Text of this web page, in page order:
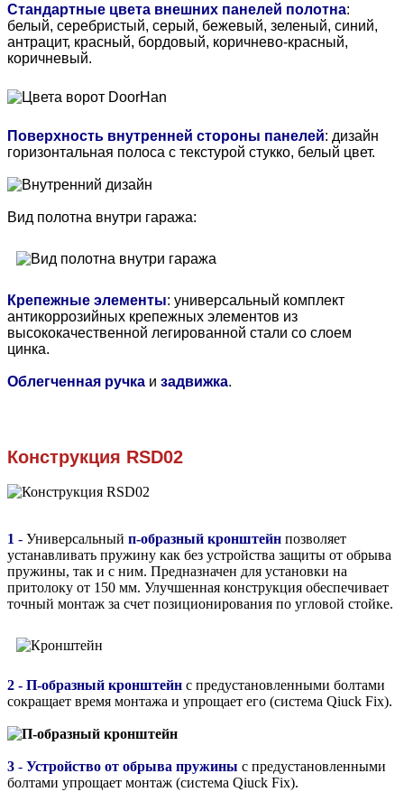
Стандартные цвета внешних панелей полотна:
белый, серебристый, серый, бежевый, зеленый, синий,
антрацит, красный, бордовый, коричнево-красный,
коричневый.
Поверхность внутренней стороны панелей: дизайн
горизонтальная полоса с текстурой стукко, белый цвет.
Вид полотна внутри гаража:
Крепежные элементы: универсальный комплект
антикоррозийных крепежных элементов из
высококачественной легированной стали со слоем
цинка.
Облегченная ручка и задвижка.
Конструкция RSD02
1 - Универсальный п-образный кронштейн позволяет
устанавливать пружину как без устройства защиты от обрыва
пружины, так и с ним. Предназначен для установки на
притолоку от 150 мм. Улучшенная конструкция обеспечивает
точный монтаж за счет позиционирования по угловой стойке.
2 - П-образный кронштейн с предустановленными болтами
сокращает время монтажа и упрощает его (система Qiuck Fix).
3 - Устройство от обрыва пружины с предустановленными
болтами упрощает монтаж (система Qiuck Fix).